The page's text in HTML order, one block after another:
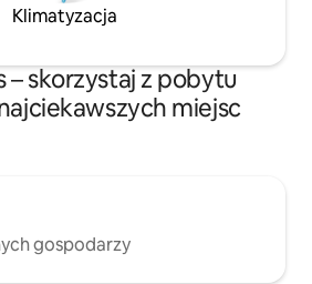
Klimatyzacja
– skorzystaj z pobytu
miejsc
gospodarzy